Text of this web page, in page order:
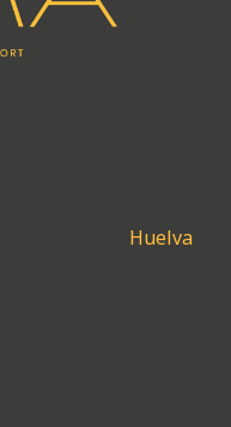
Huelva